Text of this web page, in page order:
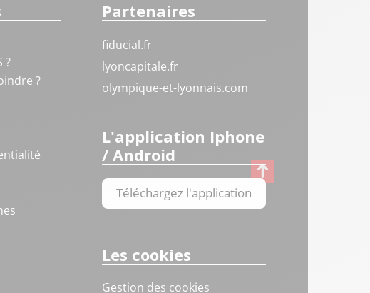
?
?
Partenaires
fiducial.fr
lyoncapitale.fr
olympique-et-lyonnais.com
L'application Iphone
/ Android
Téléchargez l'application
Les cookies
Gestion des cookies